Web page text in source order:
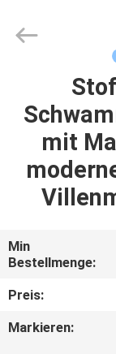
PRODUKTE
VIDEOS
VR
SHOW
ÜBER
Ltd..
mit
Min
Bestellmenge:
Preis:
Markieren: